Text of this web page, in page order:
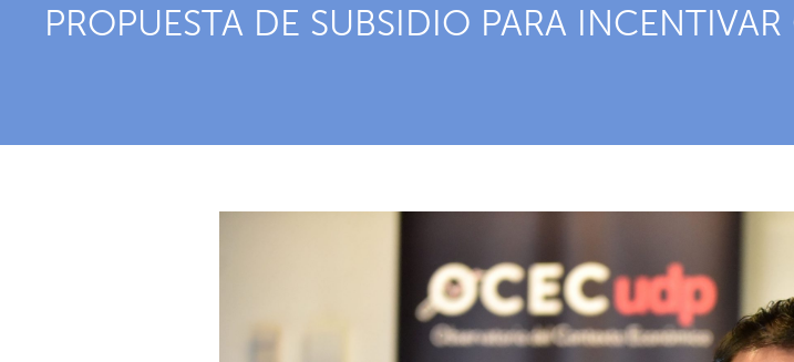
PROPUESTA DE SUBSIDIO PARA